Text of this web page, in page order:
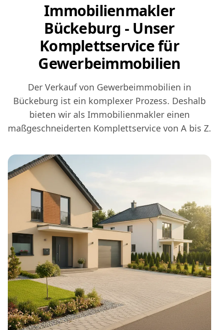
Immobilienmakler
Bückeburg - Unser
Komplettservice für
Gewerbeimmobilien
Der Verkauf von Gewerbeimmobilien in
Bückeburg ist ein komplexer Prozess. Deshalb
bieten wir als Immobilienmakler einen
maßgeschneiderten Komplettservice von A bis Z.